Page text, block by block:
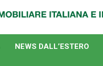
NEWS DALL’ESTERO